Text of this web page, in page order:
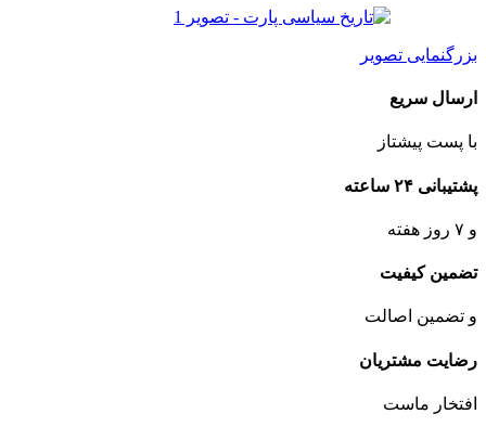
بزرگنمایی تصویر
ارسال سریع
با پست پیشتاز
پشتیبانی ۲۴ ساعته
و ۷ روز هفته
تضمین کیفیت
و تضمین اصالت
رضایت مشتریان
افتخار ماست